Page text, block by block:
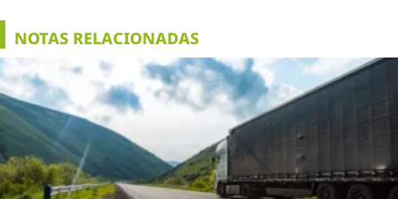
NOTAS RELACIONADAS